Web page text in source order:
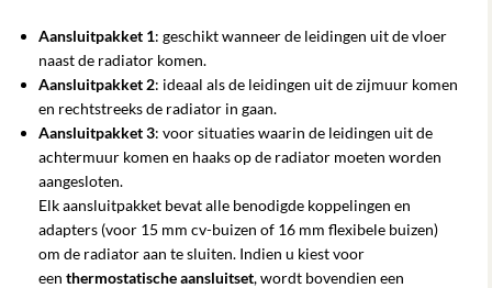
Aansluitpakket 1: geschikt wanneer de leidingen uit de vloer
naast de radiator komen.
Aansluitpakket 2: ideaal als de leidingen uit de zijmuur komen
en rechtstreeks de radiator in gaan.
Aansluitpakket 3: voor situaties waarin de leidingen uit de
achtermuur komen en haaks op de radiator moeten worden
aangesloten.
Elk aansluitpakket bevat alle benodigde koppelingen en
adapters (voor 15 mm cv-buizen of 16 mm flexibele buizen)
om de radiator aan te sluiten. Indien u kiest voor
een thermostatische aansluitset, wordt bovendien een